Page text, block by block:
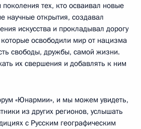
тех, кто осваивал новые
научные открытия, создавал
искусства и прокладывал дорогу
освободили мир от нацизма
свободы, дружбы, самой жизни.
их свершения и добавлять к ним
«Юнармии», и мы можем увидеть,
из других регионов, услышать
с Русским географическим